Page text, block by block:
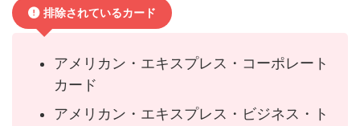
排除されているカード
アメリカン・エキスプレス・コーポレート
カード
アメリカン・エキスプレス・ビジネス・ト